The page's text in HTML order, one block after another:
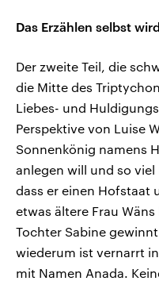
Das Erzählen selbst
Der zweite Teil, die
die Mitte des
Liebes- und
Perspektive von Luise
Sonnenkönig namens
anlegen will und so
dass er einen Hofstaat
etwas ältere Frau
Tochter Sabine
wiederum ist vernarrt
mit Namen Anada.